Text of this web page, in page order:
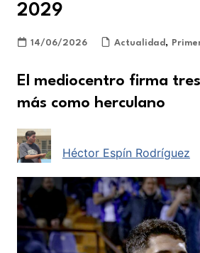
2029
14/06/2026 Actualidad ,
El mediocentro firma
más como herculano
Héctor Espín Rodríguez